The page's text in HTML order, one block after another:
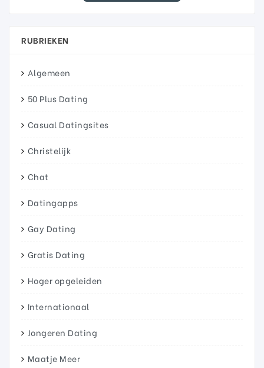
RUBRIEKEN
Algemeen
50 Plus Dating
Casual Datingsites
Christelijk
Chat
Datingapps
Gay Dating
Gratis Dating
Hoger opgeleiden
Internationaal
Jongeren Dating
Maatje Meer